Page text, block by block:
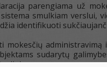
parengiama už
smulkiam verslui,
identifikuoti
mokesčių
sudarytų